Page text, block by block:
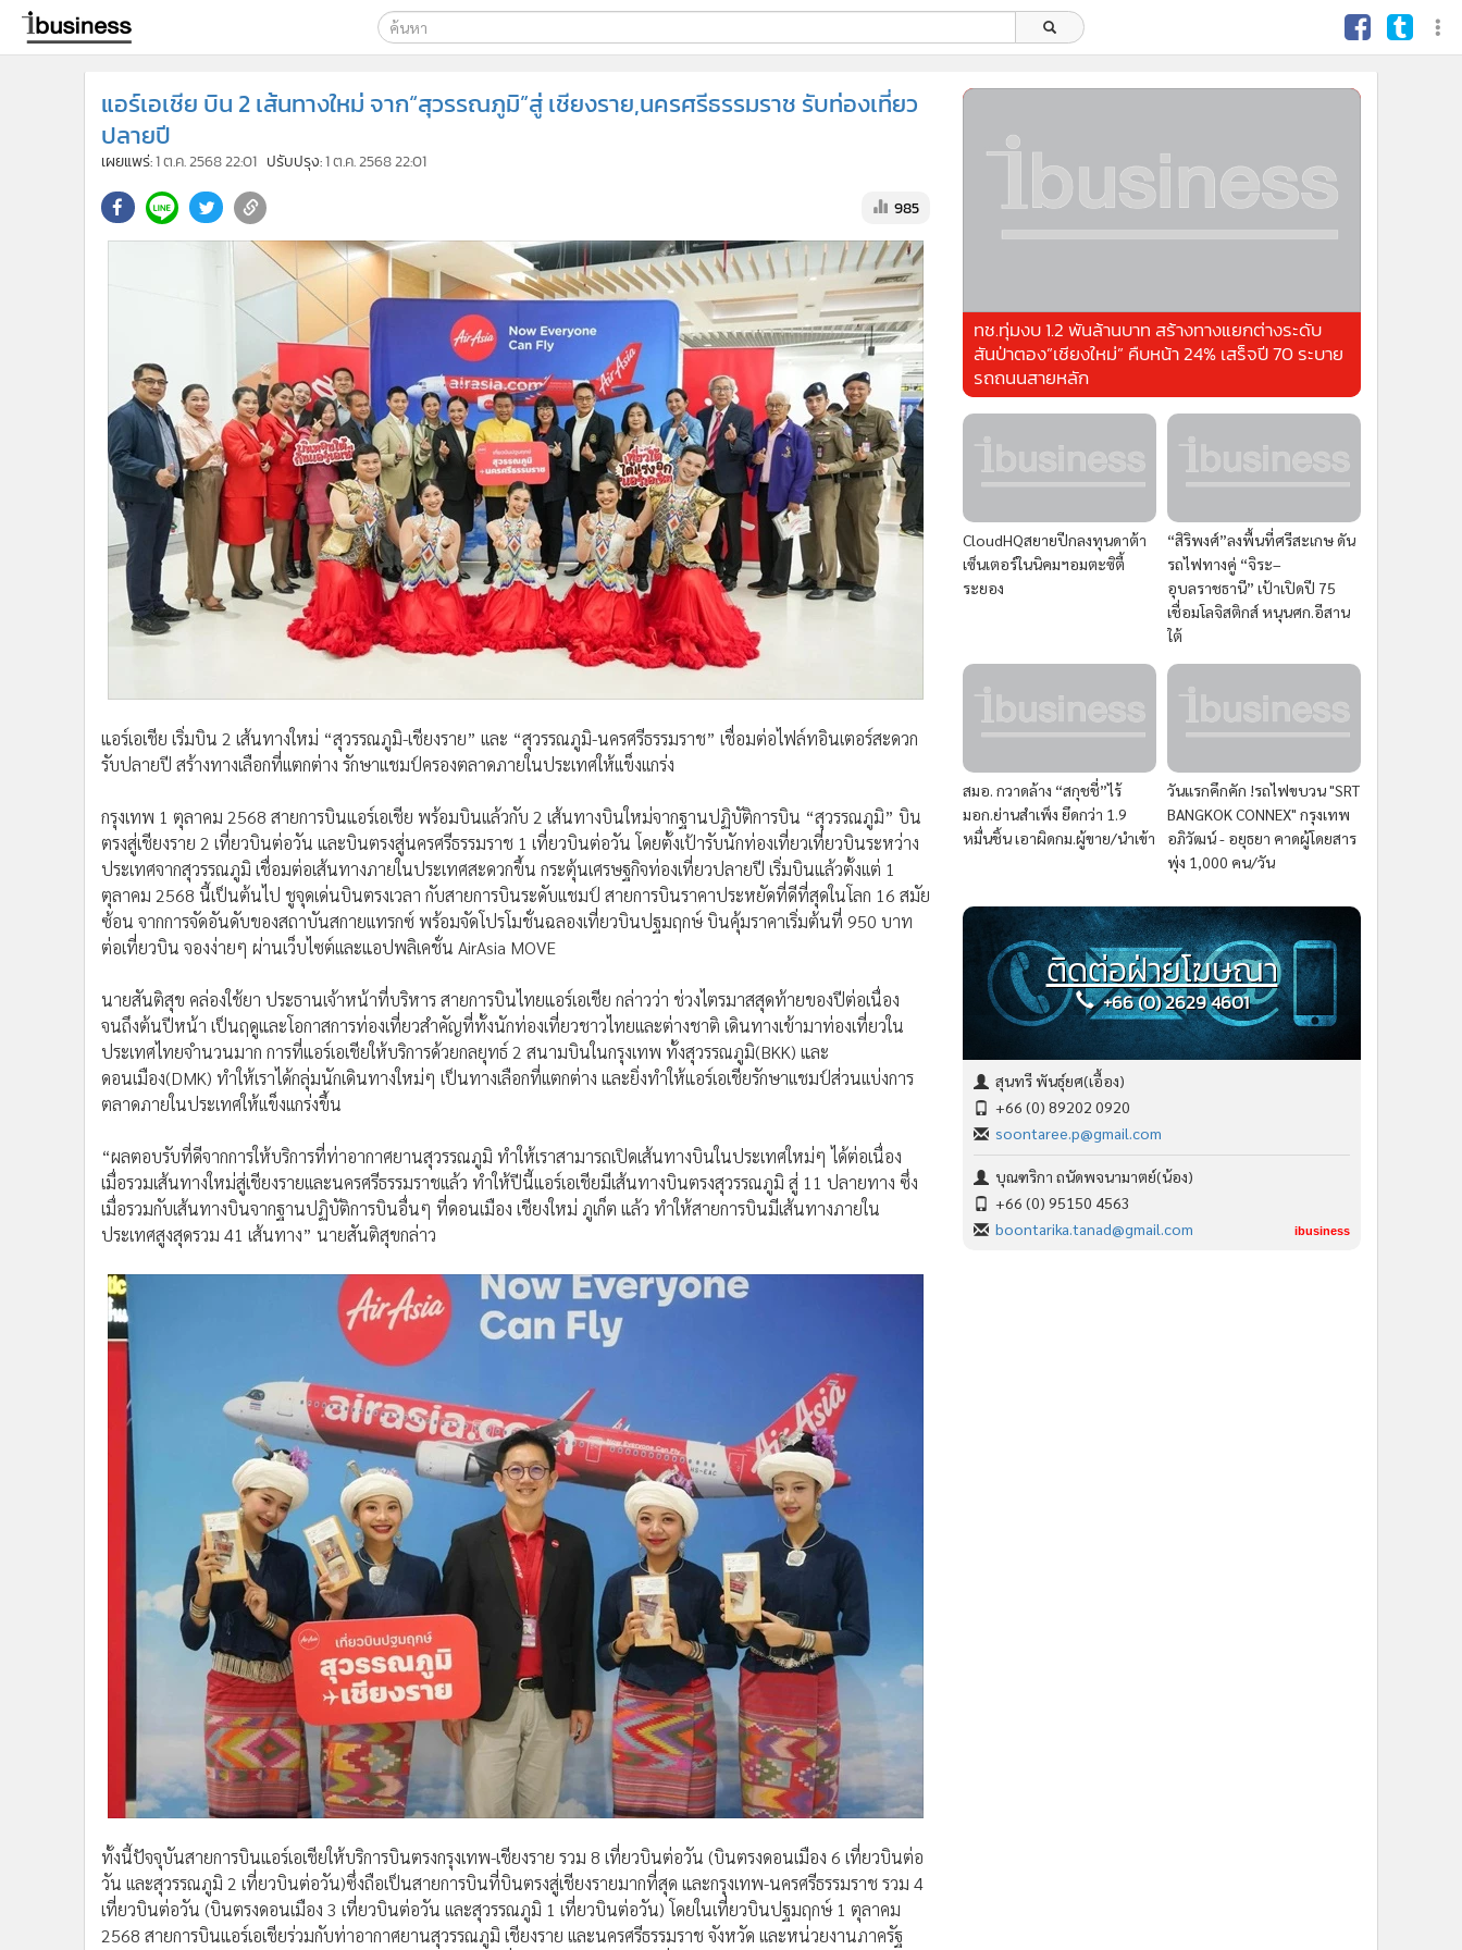
ค้นหา
แอร์เอเชีย บิน 2 เส้นทางใหม่ จาก“สุวรรณภูมิ”สู่ เชียงราย,นครศรีธรรมราช รับท่องเที่ยว
ปลายปี
เผยแพร่:1 ต.ค. 2568 22:01 ปรับปรุง:1 ต.ค. 2568 22:01
985
แอร์เอเชีย เริ่มบิน 2 เส้นทางใหม่ “สุวรรณภูมิ-เชียงราย” เเละ “สุวรรณภูมิ-นครศรีธรรมราช” เชื่อมต่อไฟล์ทอินเตอร์สะดวก
รับปลายปี สร้างทางเลือกที่เเตกต่าง รักษาเเชมป์ครองตลาดภายในประเทศให้เเข็งเเกร่ง
กรุงเทพ 1 ตุลาคม 2568 สายการบินแอร์เอเชีย พร้อมบินเเล้วกับ 2 เส้นทางบินใหม่จากฐานปฏิบัติการบิน “สุวรรณภูมิ” บิน
ตรงสู่เชียงราย 2 เที่ยวบินต่อวัน และบินตรงสู่นครศรีธรรมราช 1 เที่ยวบินต่อวัน โดยตั้งเป้ารับนักท่องเที่ยวเที่ยวบินระหว่าง
ประเทศจากสุวรรณภูมิ เชื่อมต่อเส้นทางภายในประเทศสะดวกขึ้น กระตุ้นเศรษฐกิจท่องเที่ยวปลายปี เริ่มบินแล้วตั้งเเต่ 1
ตุลาคม 2568 นี้เป็นต้นไป ชูจุดเด่นบินตรงเวลา กับสายการบินระดับเเชมป์ สายการบินราคาประหยัดที่ดีที่สุดในโลก 16 สมัย
ซ้อน จากการจัดอันดับของสถาบันสกายเเทรกซ์ พร้อมจัดโปรโมชั่นฉลองเที่ยวบินปฐมฤกษ์ บินคุ้มราคาเริ่มต้นที่ 950 บาท
ต่อเที่ยวบิน จองง่ายๆ ผ่านเว็บไซต์เเละแอปพลิเคชั่น AirAsia MOVE
นายสันติสุข คล่องใช้ยา ประธานเจ้าหน้าที่บริหาร สายการบินไทยแอร์เอเชีย กล่าวว่า ช่วงไตรมาสสุดท้ายของปีต่อเนื่อง
จนถึงต้นปีหน้า เป็นฤดูและโอกาสการท่องเที่ยวสำคัญที่ทั้งนักท่องเที่ยวชาวไทยเเละต่างชาติ เดินทางเข้ามาท่องเที่ยวใน
ประเทศไทยจำนวนมาก การที่แอร์เอเชียให้บริการด้วยกลยุทธ์ 2 สนามบินในกรุงเทพ ทั้งสุวรรณภูมิ(BKK) และ
ดอนเมือง(DMK) ทำให้เราได้กลุ่มนักเดินทางใหม่ๆ เป็นทางเลือกที่เเตกต่าง และยิ่งทำให้แอร์เอเชียรักษาเเชมป์ส่วนเเบ่งการ
ตลาดภายในประเทศให้เเข็งเเกร่งขึ้น
“ผลตอบรับที่ดีจากการให้บริการที่ท่าอากาศยานสุวรรณภูมิ ทำให้เราสามารถเปิดเส้นทางบินในประเทศใหม่ๆ ได้ต่อเนื่อง
เมื่อรวมเส้นทางใหม่สู่เชียงรายเเละนครศรีธรรมราชเเล้ว ทำให้ปีนี้แอร์เอเชียมีเส้นทางบินตรงสุวรรณภูมิ สู่ 11 ปลายทาง ซึ่ง
เมื่อรวมกับเส้นทางบินจากฐานปฏิบัติการบินอื่นๆ ที่ดอนเมือง เชียงใหม่ ภูเก็ต แล้ว ทำให้สายการบินมีเส้นทางภายใน
ประเทศสูงสุดรวม 41 เส้นทาง” นายสันติสุขกล่าว
ทั้งนี้ปัจจุบันสายการบินแอร์เอเชียให้บริการบินตรงกรุงเทพ-เชียงราย รวม 8 เที่ยวบินต่อวัน (บินตรงดอนเมือง 6 เที่ยวบินต่อ
วัน เเละสุวรรณภูมิ 2 เที่ยวบินต่อวัน)ซึ่งถือเป็นสายการบินที่บินตรงสู่เชียงรายมากที่สุด และกรุงเทพ-นครศรีธรรมราช รวม 4
เที่ยวบินต่อวัน (บินตรงดอนเมือง 3 เที่ยวบินต่อวัน เเละสุวรรณภูมิ 1 เที่ยวบินต่อวัน) โดยในเที่ยวบินปฐมฤกษ์ 1 ตุลาคม
2568 สายการบินแอร์เอเชียร่วมกับท่าอากาศยานสุวรรณภูมิ เชียงราย เเละนครศรีธรรมราช จังหวัด เเละหน่วยงานภาครัฐ
ทช.ทุ่มงบ 1.2 พันล้านบาท สร้างทางแยกต่างระดับ
สันป่าตอง”เชียงใหม่” คืบหน้า 24% เสร็จปี 70 ระบาย
รถถนนสายหลัก
CloudHQสยายปีกลงทุนดาต้า
เซ็นเตอร์ในนิคมฯอมตะซิตี้
ระยอง
“สิริพงศ์”ลงพื้นที่ศรีสะเกษ ดัน
รถไฟทางคู่ “จิระ–
อุบลราชธานี” เป้าเปิดปี 75
เชื่อมโลจิสติกส์ หนุนศก.อีสาน
ใต้
สมอ. กวาดล้าง “สกุชชี่”ไร้
มอก.ย่านสำเพ็ง ยึดกว่า 1.9
หมื่นชิ้น เอาผิดกม.ผู้ขาย/นำเข้า
วันแรกคึกคัก !รถไฟขบวน "SRT
BANGKOK CONNEX" กรุงเทพ
อภิวัฒน์ - อยุธยา คาดผู้โดยสาร
พุ่ง 1,000 คน/วัน
ติดต่อฝ่ายโฆษณา
+66 (0) 2629 4601
สุนทรี พันธุ์ยศ(เอื้อง)
+66 (0) 89202 0920
soontaree.p@gmail.com
บุณฑริกา ถนัดพจนามาตย์(น้อง)
+66 (0) 95150 4563
boontarika.tanad@gmail.com
ibusiness